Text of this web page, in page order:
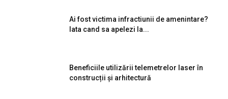
Ai fost victima infractiunii de amenintare?
Iata cand sa apelezi la...
Beneficiile utilizării telemetrelor laser în
construcții și arhitectură